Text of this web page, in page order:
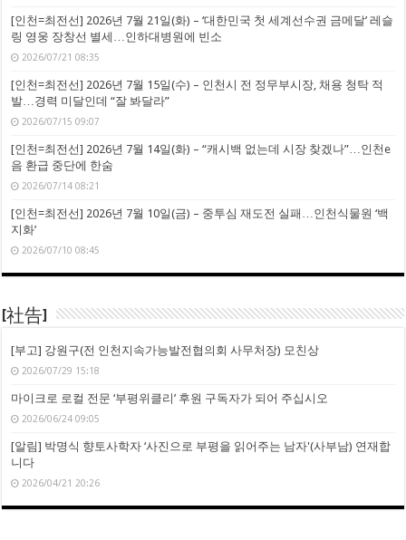
[인천=최전선] 2026년 7월 21일(화) – ‘대한민국 첫 세계선수권 금메달’ 레슬
링 영웅 장창선 별세…인하대병원에 빈소
2026/07/21 08:35
[인천=최전선] 2026년 7월 15일(수) – 인천시 전 정무부시장, 채용 청탁 적
발…경력 미달인데 “잘 봐달라”
2026/07/15 09:07
[인천=최전선] 2026년 7월 14일(화) – “캐시백 없는데 시장 찾겠나”…인천e
음 환급 중단에 한숨
2026/07/14 08:21
[인천=최전선] 2026년 7월 10일(금) – 중투심 재도전 실패…인천식물원 ‘백
지화’
2026/07/10 08:45
[社告]
[부고] 강원구(전 인천지속가능발전협의회 사무처장) 모친상
2026/07/29 15:18
마이크로 로컬 전문 ‘부평위클리’ 후원 구독자가 되어 주십시오
2026/06/24 09:05
[알림] 박명식 향토사학자 ‘사진으로 부평을 읽어주는 남자'(사부남) 연재합
니다
2026/04/21 20:26